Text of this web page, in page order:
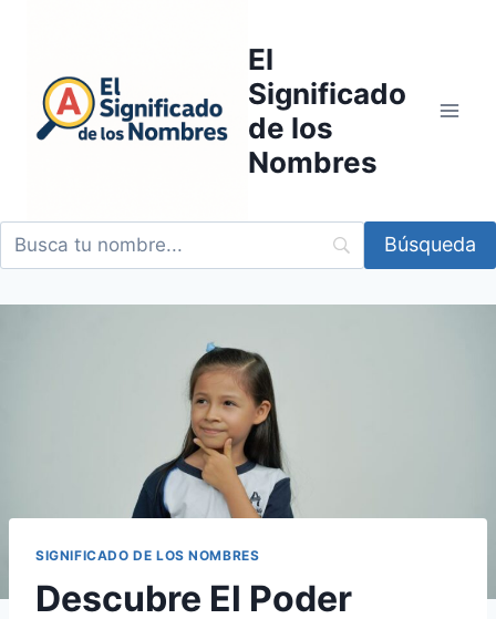
contenido
El
Significado
de los
Nombres
SIGNIFICADO DE LOS NOMBRES
Descubre El Poder